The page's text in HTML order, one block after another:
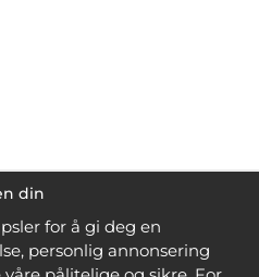
din
for å gi deg en
personlig annonsering